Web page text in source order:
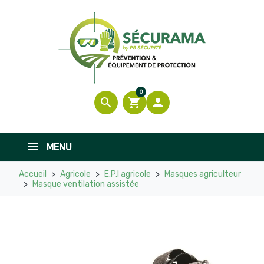
search shopping_cart
0

MENU
Accueil Agricole E.P.I agricole
Masques agriculteur
Masque ventilation assistée